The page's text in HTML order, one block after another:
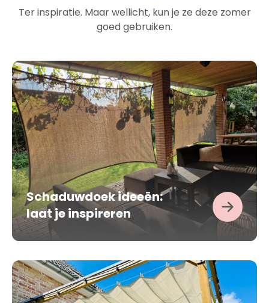
Ter inspiratie. Maar wellicht, kun je ze deze zomer
goed gebruiken.
Schaduwdoek ideeën:
laat je inspireren